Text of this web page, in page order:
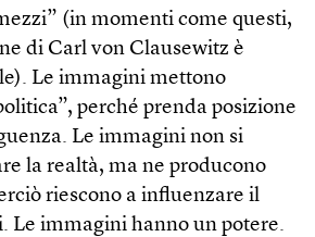
(in momenti come questi,
di Carl von Clausewitz è
Le immagini mettono
perché prenda posizione
Le immagini non si
la realtà, ma ne producono
riescono a influenzare il
Le immagini hanno un potere.